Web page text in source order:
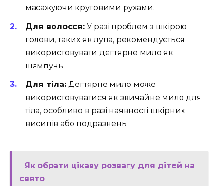
масажуючи круговими рухами.
Для волосся: У разі проблем з шкірою
голови, таких як лупа, рекомендується
використовувати дегтярне мило як
шампунь.
Для тіла: Дегтярне мило може
використовуватися як звичайне мило для
тіла, особливо в разі наявності шкірних
висипів або подразнень.
Як обрати цікаву розвагу для дітей на
свято